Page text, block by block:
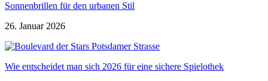
Sonnenbrillen für den urbanen Stil
26. Januar 2026
Wie entscheidet man sich 2026 für eine sichere Spielothek